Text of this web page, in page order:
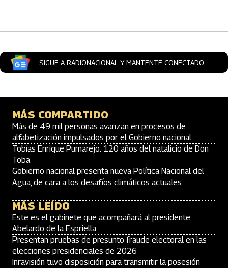
SIGUE A RADIONACIONAL Y MANTENTE CONECTADO
MÁS COMPARTIDO
Más de 49 mil personas avanzan en procesos de
alfabetización impulsados por el Gobierno nacional
Tobías Enrique Pumarejo: 120 años del natalicio de Don
Toba
Gobierno nacional presenta nueva Política Nacional del
Agua, de cara a los desafíos climáticos actuales
MÁS LEÍDO
Este es el gabinete que acompañará al presidente
Abelardo de la Espriella
Presentan pruebas de presunto fraude electoral en las
elecciones presidenciales de 2026
Inravisión tuvo disposición para transmitir la posesión